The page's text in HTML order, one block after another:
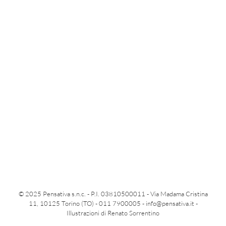
© 2025 Pensativa s.n.c. - P.I. 03810500011 - Via Madama Cristina
11, 10125 Torino (TO) - 011 7900005 - info@pensativa.it -
Illustrazioni di Renato Sorrentino